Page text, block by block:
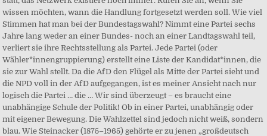
wissen möchten, wann die Handlung fortgesetzt werden soll. Wie viel
Stimmen hat man bei der Bundestagswahl? Nimmt eine Partei sechs
Jahre lang weder an einer Bundes- noch an einer Landtagswahl teil,
verliert sie ihre Rechtsstellung als Partei. Jede Partei (oder
Wähler*innengruppierung) erstellt eine Liste der Kandidat*innen, die
sie zur Wahl stellt. Da die AfD den Flügel als Mitte der Partei sieht und
die NPD voll in der AfD aufgegangen, ist es meiner Ansicht nach nur
logisch die Partei … die … Wir sind überzeugt – es braucht eine
unabhängige Schule der Politik! Ob in einer Partei, unabhängig oder
mit eigener Bewegung. Die Wahlzettel sind jedoch nicht weiß, sondern
blau. Wie Steinacker (1875–1965) gehörte er zu jenen „großdeutsch